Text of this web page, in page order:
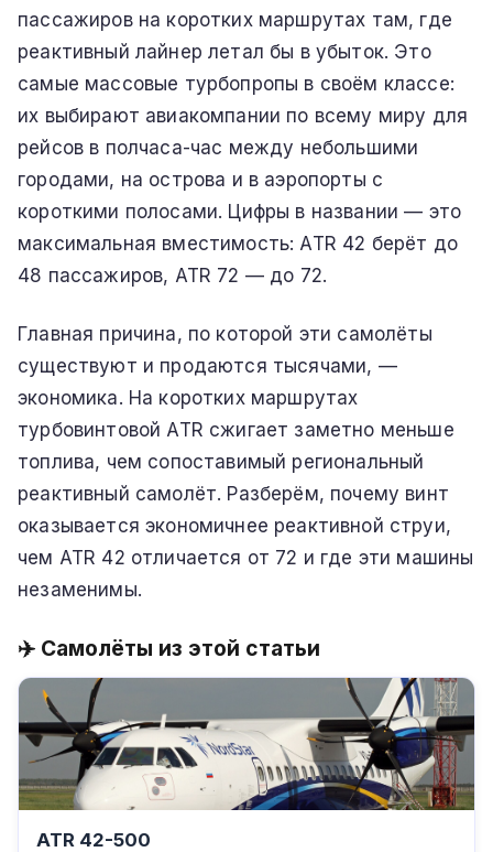
пассажиров на коротких маршрутах там, где
реактивный лайнер летал бы в убыток. Это
самые массовые турбопропы в своём классе:
их выбирают авиакомпании по всему миру для
рейсов в полчаса-час между небольшими
городами, на острова и в аэропорты с
короткими полосами. Цифры в названии — это
максимальная вместимость: ATR 42 берёт до
48 пассажиров, ATR 72 — до 72.
Главная причина, по которой эти самолёты
существуют и продаются тысячами, —
экономика. На коротких маршрутах
турбовинтовой ATR сжигает заметно меньше
топлива, чем сопоставимый региональный
реактивный самолёт. Разберём, почему винт
оказывается экономичнее реактивной струи,
чем ATR 42 отличается от 72 и где эти машины
незаменимы.
✈️ Самолёты из этой статьи
ATR 42-500